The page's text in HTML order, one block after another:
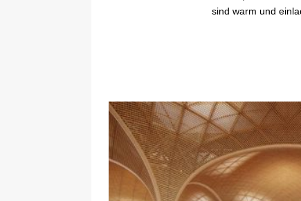
sind warm und